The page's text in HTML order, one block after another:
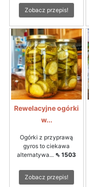
Zobacz przepis!
Rewelacyjne ogórki
w...
Ogórki z przyprawą
gyros to ciekawa
alternatywa... ⇖ 1503
Zobacz przepis!